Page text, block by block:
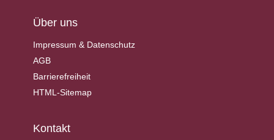
Über uns
Impressum & Datenschutz
AGB
Barrierefreiheit
HTML-Sitemap
Kontakt